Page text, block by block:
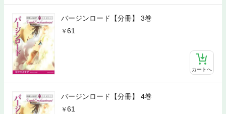
バージンロード【分冊】 3巻
61
カートへ
バージンロード【分冊】 4巻
61